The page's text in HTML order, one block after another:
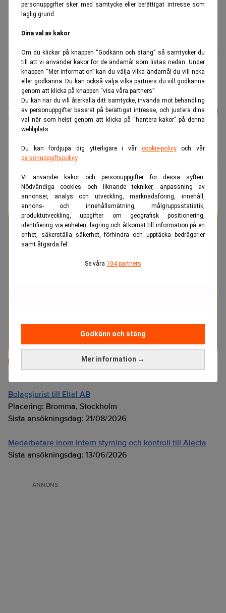
personuppgifter sker med samtycke eller berättigat intresse som
laglig grund.
Dina val av kakor
Om du klickar på knappen “Godkänn och stäng” så samtycker du
till att vi använder kakor för de ändamål som listas nedan. Under
knappen “Mer information” kan du välja vilka ändamål du vill neka
eller godkänna. Du kan också välja vilka partners du vill godkänna
genom att klicka på knappen “visa våra partners”.
Du kan när du vill återkalla ditt samtycke, invända mot behandling
av personuppgifter baserat på berättigat intresse, och justera dina
val när som helst genom att klicka på “hantera kakor” på denna
webbplats.
Du kan fördjupa dig ytterligare i vår cookie-policyoch vår
personuppgiftspolicy.
Vi använder kakor och personuppgifter för dessa syften:
Nödvändiga cookies och liknande tekniker, anpassning av
annonser, analys och utveckling, marknadsföring, innehåll,
annons- och innehållsmätning, målgruppsstatistik,
produktutveckling, uppgifter om geografisk positionering,
identifiering via enheten, lagring och åtkomst till information på en
enhet, säkerställa säkerhet, förhindra och upptäcka bedrägerier
samt åtgärda fel.
Se våra 104 partners
Mer information →
Godkänn och stäng
– Vi vill vara ledande i utvecklingen av nya tankesätt och
ny kunskap kring hur spelreglerna i samhället påverkas av
att många områden är föremål för disruptiv förändring.
Det är så vi ska leverera ett särskiljande värde till dem som
är viktigast för oss: våra klienter och våra talanger, säger
David Frydlinger, Managing Partner för Cirio.
Läs mer från Realtid - vårt nyhetsbrev
är kostnadsfritt:
Prenumerera
Rakel Lennartsson
ANNONS
Specialister på juristrekrytering
Med två decenniers erfarenhet av att tillsätta tjänster
Läs mer
Senaste lediga jobben
Bolagsjurist till Eltel AB
Placering: Bromma, Stockholm
Sista ansökningsdag: 21/08/2026
Medarbetare inom Intern styrning och kontroll till Alecta
Sista ansökningsdag: 13/06/2026
ANNONS